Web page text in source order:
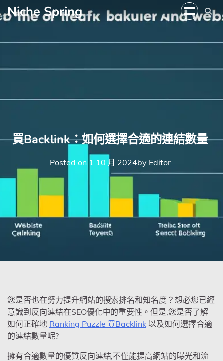
Skip
toNiche Spring
買Backlink：如何選擇合適的連結數量
Posted on 1 10 月 2024by Editor
您是否也在努力提升網站的搜索排名和知名度？想必您已經
意識到反向連結在SEO優化中的重要性。但是,您是否了解
如何正確地 Ranking Puzzle 買Backlink 以及如何選擇合適
的連結數量呢?
擁有合適數量的優質反向連結,不僅能提高網站的曝光和流